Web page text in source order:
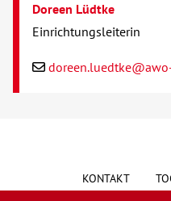
Doreen Lüdtke
Einrichtungsleiterin
KONTAKT